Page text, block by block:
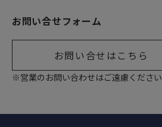
お問い合せフォーム
お問い合せはこちら
※営業のお問い合わせはご遠慮ください